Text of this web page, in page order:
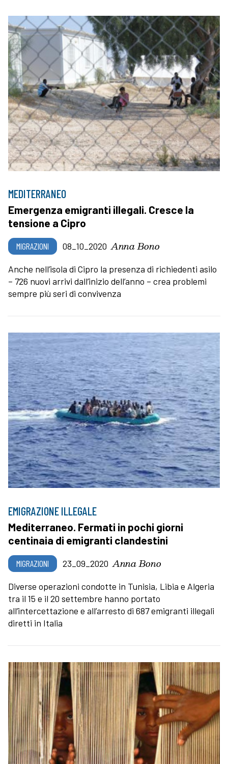
MEDITERRANEO
Emergenza emigranti illegali. Cresce la
tensione a Cipro
MIGRAZIONI 08_10_2020 Anna Bono
Anche nell’isola di Cipro la presenza di richiedenti asilo
– 726 nuovi arrivi dall’inizio dell’anno – crea problemi
sempre più seri di convivenza
EMIGRAZIONE ILLEGALE
Mediterraneo. Fermati in pochi giorni
centinaia di emigranti clandestini
MIGRAZIONI 23_09_2020 Anna Bono
Diverse operazioni condotte in Tunisia, Libia e Algeria
tra il 15 e il 20 settembre hanno portato
all’intercettazione e all’arresto di 687 emigranti illegali
diretti in Italia